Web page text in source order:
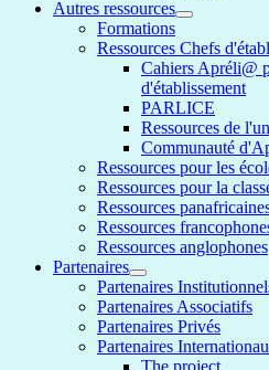
Autres ressources
Formations
Ressources Chefs
Cahiers Apréli@
d'établissement
PARLICE
Ressources de
Communauté
Ressources pour les
Ressources pour la
Ressources
Ressources
Ressources anglophones
Partenaires
Partenaires
Partenaires Associatifs
Partenaires Privés
Partenaires
The project